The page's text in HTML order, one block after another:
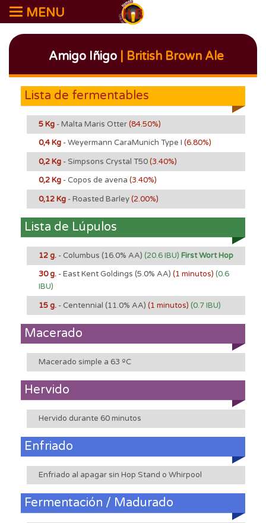
MENU
Amigo Iñigo| British Brown Ale
Lista de fermentables
5 Kg - Malta Maris Otter(84.50%)
0,4 Kg - Weyermann CaraMunich Type I (6.80%)
0,2 Kg - Simpsons Crystal T50(3.40%)
0,2 Kg - Copos de avena (3.40%)
0,12 Kg - Roasted Barley(2.00%)
Lista de Lúpulos
12 g. - Columbus (16.0% AA) (20.6 IBU) First Wort Hop
30 g. - East Kent Goldings (5.0% AA) (1 minutos) (0.6
IBU)
15 g. - Centennial (11.0% AA) (1 minutos) (0.7 IBU)
Macerado
Macerado simple a 63 ºC
Hervido
Hervido durante 60 minutos
Enfriado
Enfriado al apagar sin Hop Stand o Whirpool
Fermentación / Madurado